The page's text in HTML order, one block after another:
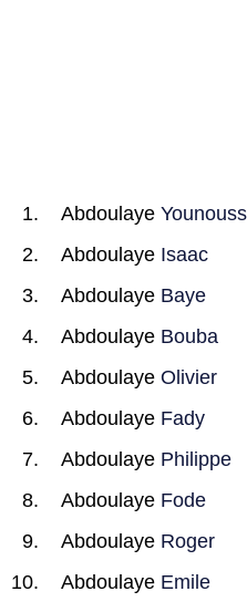
Abdoulaye Younouss
Abdoulaye Isaac
Abdoulaye Baye
Abdoulaye Bouba
Abdoulaye Olivier
Abdoulaye Fady
Abdoulaye Philippe
Abdoulaye Fode
Abdoulaye Roger
Abdoulaye Emile